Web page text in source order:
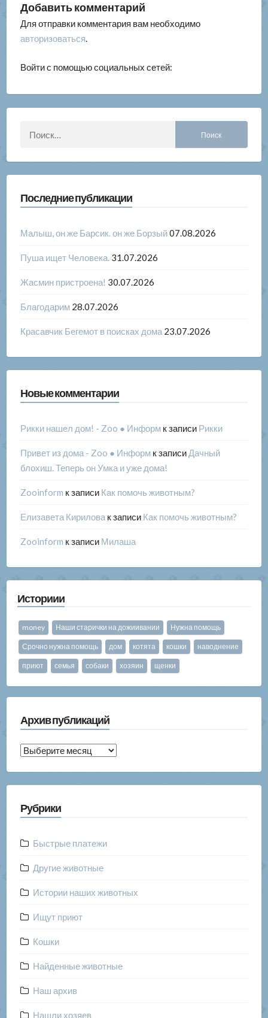
Добавить комментарий
Для отправки комментария вам необходимо
авторизоваться.
Войти с помощью социальных сетей:
Последние публикации
Малыш, он же Барсик. он же Борзый07.08.2026
Пуша ищет Человека. 31.07.2026
Жасмин пристроена! 30.07.2026
Благодарим 28.07.2026
Красавчик Бегемот в поисках дома 23.07.2026
Новые комментарии
Рикки нашел дом! - Zoo ● Информк записи Рикки
Привет из дома - Zoo ● Информк записи Дачный
блохиш. Теперь он Умка и уже дома!
Zooinform к записи Как помочь животным?
Елизавета Кириловак записи Как помочь животным?
Zooinform к записи Милаша
Историии
money Наши старички на дожиивании Нужна помощь
Срочно нужна помощь дом котята кошки наводнение
приют семья собаки хозяин щенки
Архив публикаций
Архив
Рубрики
Быстрые платежи
Другие животные
Истории наших животных
Ищут приют
Кошки
Найденные животные
Наш архив
Нашли хозяев